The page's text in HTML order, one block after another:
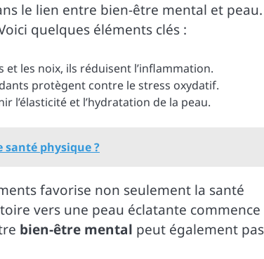
le lien entre bien-être mental et
quelques éléments clés :
et les noix, ils réduisent l’inflammation.
protègent contre le stress oxydatif.
l’élasticité et l’hydratation de la peau.
physique ?
favorise non seulement la santé
vers une peau éclatante commence
bien-être mental peut également